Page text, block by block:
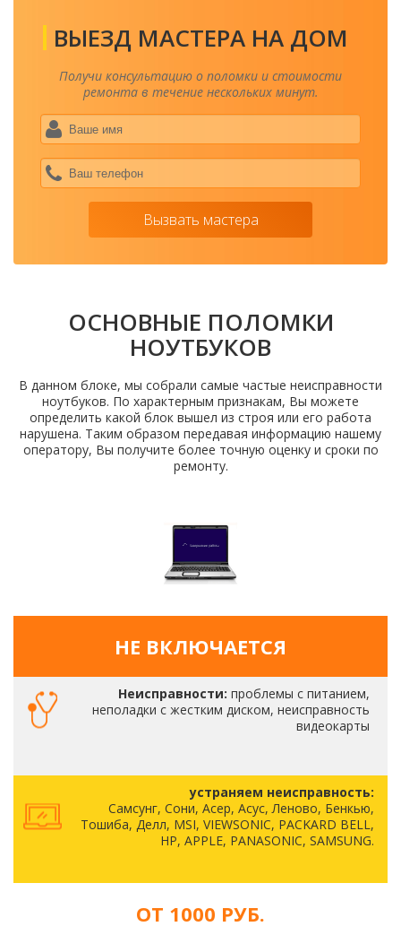
ВЫЕЗД МАСТЕРА НА ДОМ
Получи консультацию о поломки и стоимости
ремонта в течение нескольких минут.
Вызвать мастера
ОСНОВНЫЕ ПОЛОМКИ
НОУТБУКОВ
В данном блоке, мы собрали самые частые неисправности
ноутбуков. По характерным признакам, Вы можете
определить какой блок вышел из строя или его работа
нарушена. Таким образом передавая информацию нашему
оператору, Вы получите более точную оценку и сроки по
ремонту.
НЕ ВКЛЮЧАЕТСЯ
Неисправности: проблемы с питанием,
неполадки с жестким диском, неисправность
видеокарты
устраняем неисправность:
Самсунг, Сони, Асер, Асус, Леново, Бенкью,
Тошиба, Делл, MSI, VIEWSONIC, PACKARD BELL,
HP, APPLE, PANASONIC, SAMSUNG.
ОТ 1000 РУБ.